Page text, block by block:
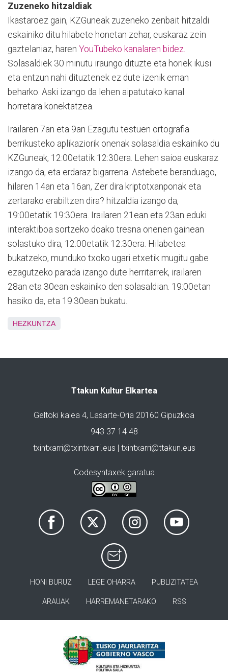
Zuzeneko hitzaldiak
Ikastaroez gain, KZGuneak zuzeneko zenbait hitzaldi
eskainiko ditu hilabete honetan zehar, euskaraz zein
gaztelaniaz, haren YouTubeko kanalaren bidez.
Solasaldiek 30 minutu iraungo dituzte eta horiek ikusi
eta entzun nahi dituztenek ez dute izenik eman
beharko. Aski izango da lehen aipatutako kanal
horretara konektatzea.
Irailaren 7an eta 9an Ezagutu testuen ortografia
berrikusteko aplikaziorik onenak solasaldia eskainiko du
KZGuneak, 12:00etatik 12:30era. Lehen saioa euskaraz
izango da, eta erdaraz bigarrena. Astebete beranduago,
hilaren 14an eta 16an, Zer dira kriptotxanponak eta
zertarako erabiltzen dira? hitzaldia izango da,
19:00etatik 19:30era. Irailaren 21ean eta 23an eduki
interaktiboa sortzeko doako tresna onenen gainean
solastuko dira, 12:00etatik 12:30era. Hilabetea
bukatzeko, munduko txoko ugari etxetik mugitu gabe
ezagutzeko parada izango dute herritarrek, irailaren
28an eta 30ean eskainiko den solasaldian. 19:00etan
hasiko da, eta 19:30ean bukatu.
HEZKUNTZA
Ttakun Kultur Elkartea
Geltoki kalea 4, Lasarte-Oria 20160 Gipuzkoa
943 37 14 48
txintxarri@txintxarri.eus | txintxarri@ttakun.eus
Codesyntaxek garatua
HONI BURUZ LEGE OHARRA PUBLIZITATEA
ARAUAK HARREMANETARAKO RSS